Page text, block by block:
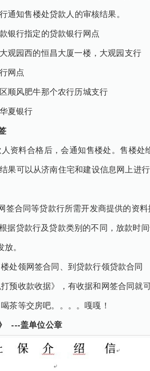
通知售楼处贷款人的审核结果。
银行指定的贷款银行网点
观园西的恒昌大厦一楼，大观园支行
网点
顺风肥牛那个农行历城支行
夏银行
资料合格后，会通知售楼处。售楼
果可以从济南住宅和建设信息网上进
签合同等贷款行所需开发商提供的资料
贷款行及贷款类别的不同，放款时间
。
处领网签合同、到贷款行领贷款合同
预收款收据》，有收据和网签合同就
茶等交房吧。。。。嘎嘎！
---盖单位公章